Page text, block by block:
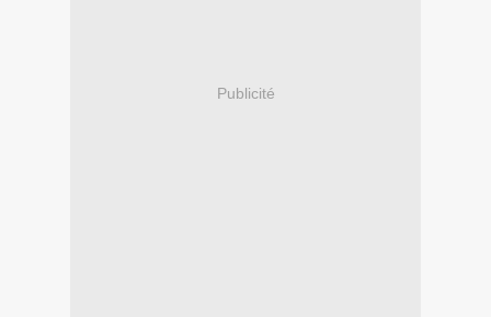
Publicité